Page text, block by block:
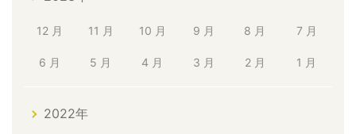
12 月 11 月 10 月 9 月 8 月 7 月
6 月 5 月 4 月 3 月 2 月 1 月
2022年